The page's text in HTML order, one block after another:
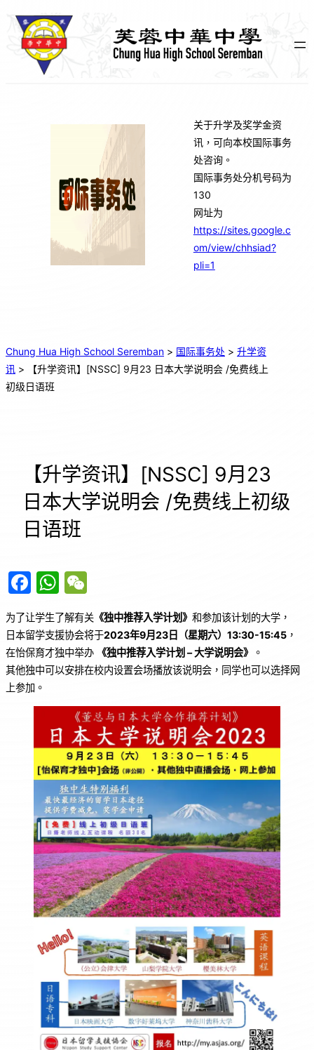
关于升学及奖学金资
讯，可向本校国际事务
处咨询。
国际事务处分机号码为
130
网址为
https://sites.google.c
om/view/chhsiad?
pli=1
Chung Hua High School Seremban > 国际事务处 > 升学资
讯 >
【升学资讯】[NSSC] 9月23 日本大学说明会 /免费线上
初级日语班
【升学资讯】[NSSC] 9月23
日本大学说明会 /免费线上初级
日语班
F
a
c
e
b
o
W
h
at
s
A
e
C
h
at
为了让学生了解有关 《独中推荐入学计划》 和参加该计划的大学，
日本留学支援协会将于2023年9月23日（星期六）13:30-15:45 ，
在怡保育才独中举办
《独中推荐入学计划 – 大学说明会》
。
其他独中可以安排在校内设置会场播放该说明会，同学也可以选择网
上参加。